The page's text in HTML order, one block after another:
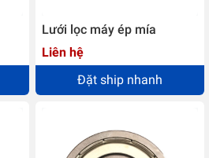
Lưới lọc máy ép mía
Liên hệ
Đặt ship nhanh